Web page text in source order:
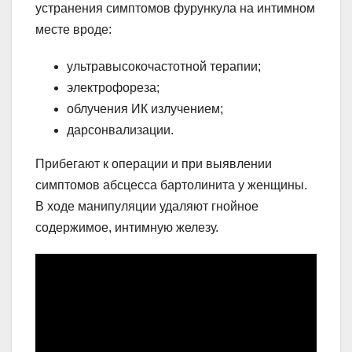
устранения симптомов фурункула на интимном
месте вроде:
ультравысокочастотной терапии;
электрофореза;
облучения ИК излучением;
дарсонвализации.
Прибегают к операции и при выявлении
симптомов абсцесса бартолинита у женщины.
В ходе манипуляции удаляют гнойное
содержимое, интимную железу.